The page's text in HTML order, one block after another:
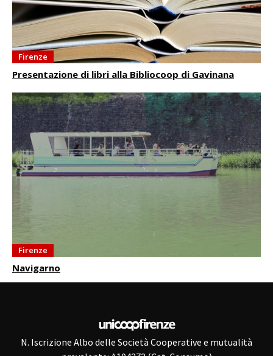
Firenze
Presentazione di libri alla Bibliocoop di Gavinana
Firenze
Navigarno
N. Iscrizione Albo delle Società Cooperative e mutualità